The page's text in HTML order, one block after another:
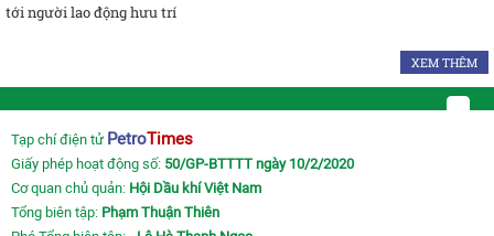
tới người lao động hưu trí
XEM THÊM
Tạp chí điện tử PetroTimes
Giấy phép hoạt động số: 50/GP-BTTTT ngày 10/2/2020
Cơ quan chủ quản: Hội Dầu khí Việt Nam
Tổng biên tập: Phạm Thuận Thiên